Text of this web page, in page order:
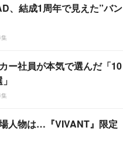
、結成1周年で見えた”バン
ー社員が本気で選んだ「10
人物は…『VIVANT』限定